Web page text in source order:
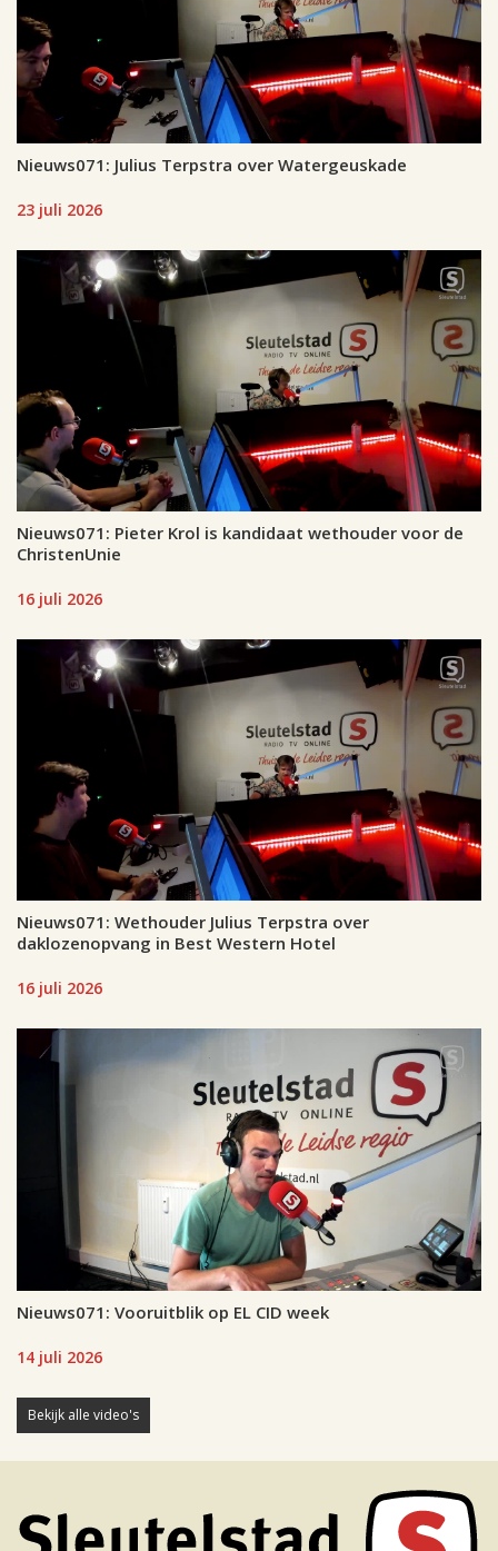
Nieuws071: Julius Terpstra over Watergeuskade
23 juli 2026
Nieuws071: Pieter Krol is kandidaat wethouder voor de
ChristenUnie
16 juli 2026
Nieuws071: Wethouder Julius Terpstra over
daklozenopvang in Best Western Hotel
16 juli 2026
Nieuws071: Vooruitblik op EL CID week
14 juli 2026
Bekijk alle video's